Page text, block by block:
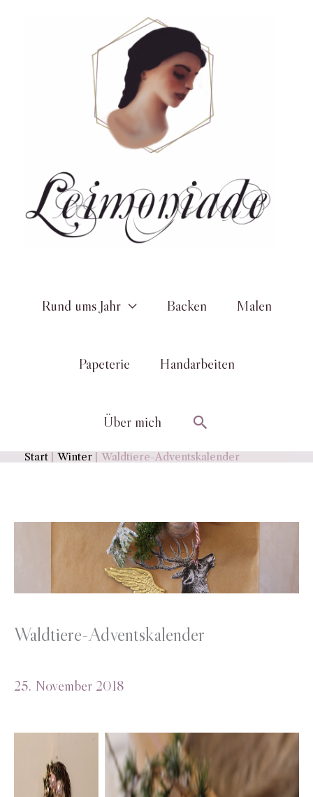
Rund ums Jahr Backen Malen
Papeterie Handarbeiten
Über mich Suchen
Start Winter Waldtiere-Adventskalender
Waldtiere-Adventskalender
25. November 2018